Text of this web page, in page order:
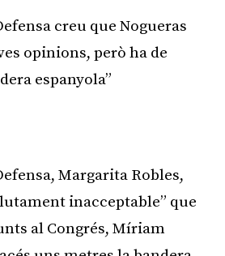
creu que Nogueras
opinions, però ha de
espanyola”
Margarita Robles,
inacceptable” que
al Congrés, Míriam